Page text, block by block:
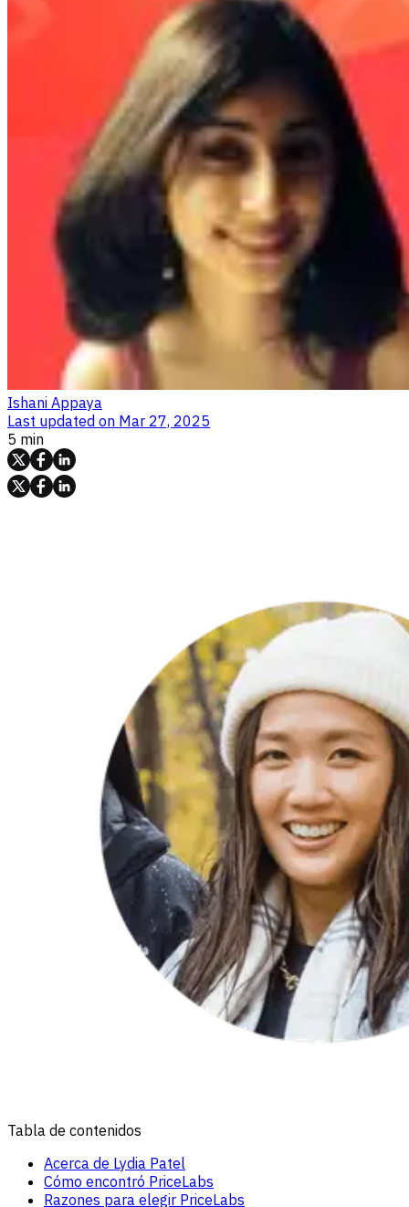
Ishani Appaya
Last updated on Mar 27, 2025
5 min
Tabla de contenidos
Acerca de Lydia Patel
Cómo encontró PriceLabs
Razones para elegir PriceLabs